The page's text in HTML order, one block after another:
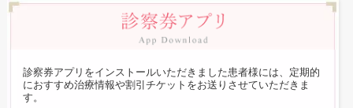
診察券アプリをインストールいただきました患者様には、定期的
におすすめ治療情報や割引チケットをお送りさせていただきま
す。